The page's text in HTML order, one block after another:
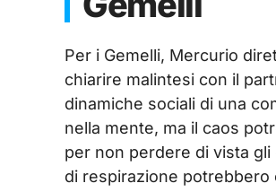
Per i Gemelli, Mercurio
chiarire malintesi con il
dinamiche sociali di una
nella mente, ma il caos
per non perdere di vista
di respirazione potrebbero